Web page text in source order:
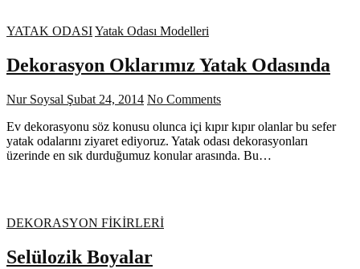
YATAK ODASIYatak Odası Modelleri
Dekorasyon Oklarımız Yatak Odasında
Nur Soysal Şubat 24, 2014 No Comments
Ev dekorasyonu söz konusu olunca içi kıpır kıpır olanlar bu sefer
yatak odalarını ziyaret ediyoruz. Yatak odası dekorasyonları
üzerinde en sık durduğumuz konular arasında. Bu…
DEKORASYON FİKİRLERİ
Selülozik Boyalar